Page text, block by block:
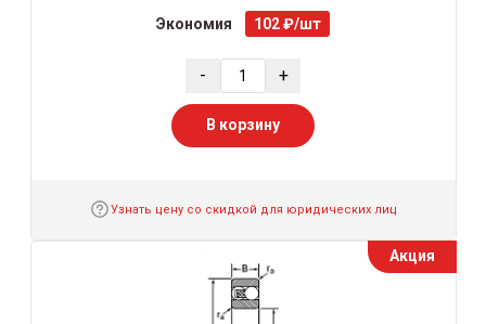
Экономия 102 ₽/шт
- +
В корзину
Узнать цену со скидкой для юридических лиц
Акция